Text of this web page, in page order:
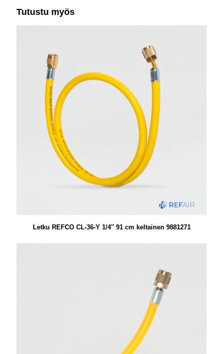
Tutustu myös
Letku REFCO CL-36-Y 1/4″ 91 cm keltainen 9881271